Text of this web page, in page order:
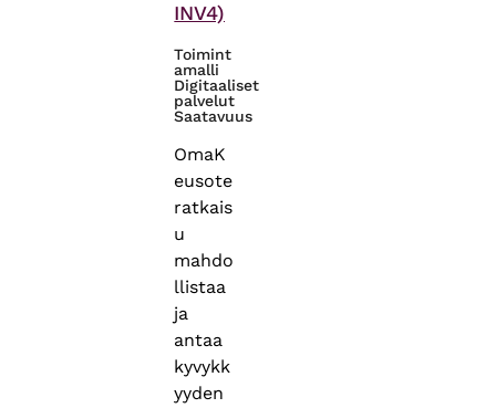
INV4)
Toimint
amalli
Digitaaliset
palvelut
Saatavuus
OmaK
eusote
ratkais
u
mahdo
llistaa
ja
antaa
kyvykk
yyden